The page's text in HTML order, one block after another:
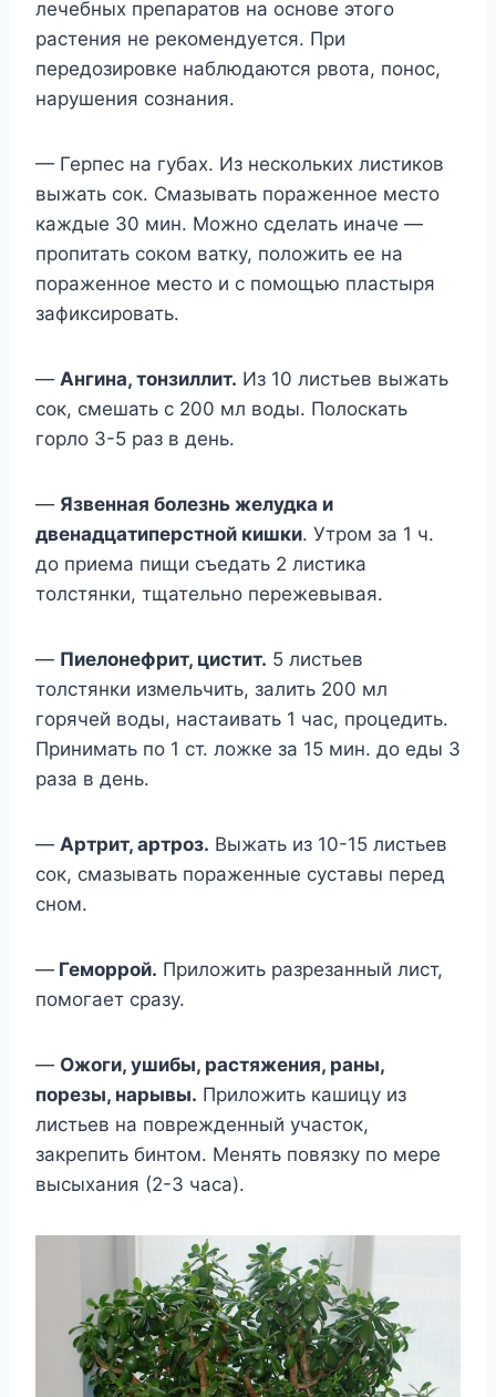
лечебных препаратов на основе этого
растения не рекомендуется. При
передозировке наблюдаются рвота, понос,
нарушения сознания.
— Герпес на губах. Из нескольких листиков
выжать сок. Смазывать пораженное место
каждые 30 мин. Можно сделать иначе —
пропитать соком ватку, положить ее на
пораженное место и с помощью пластыря
зафиксировать.
— Ангина, тонзиллит. Из 10 листьев выжать
сок, смешать с 200 мл воды. Полоскать
горло 3-5 раз в день.
— Язвенная болезнь желудка и
двенадцатиперстной кишки. Утром за 1 ч.
до приема пищи съедать 2 листика
толстянки, тщательно пережевывая.
— Пиелонефрит, цистит. 5 листьев
толстянки измельчить, залить 200 мл
горячей воды, настаивать 1 час, процедить.
Принимать по 1 ст. ложке за 15 мин. до еды 3
раза в день.
— Артрит, артроз. Выжать из 10-15 листьев
сок, смазывать пораженные суставы перед
сном.
— Геморрой. Приложить разрезанный лист,
помогает сразу.
— Ожоги, ушибы, растяжения, раны,
порезы, нарывы. Приложить кашицу из
листьев на поврежденный участок,
закрепить бинтом. Менять повязку по мере
высыхания (2-3 часа).